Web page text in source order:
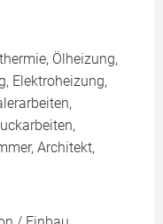
Ölheizung,
Elektroheizung,
Architekt,